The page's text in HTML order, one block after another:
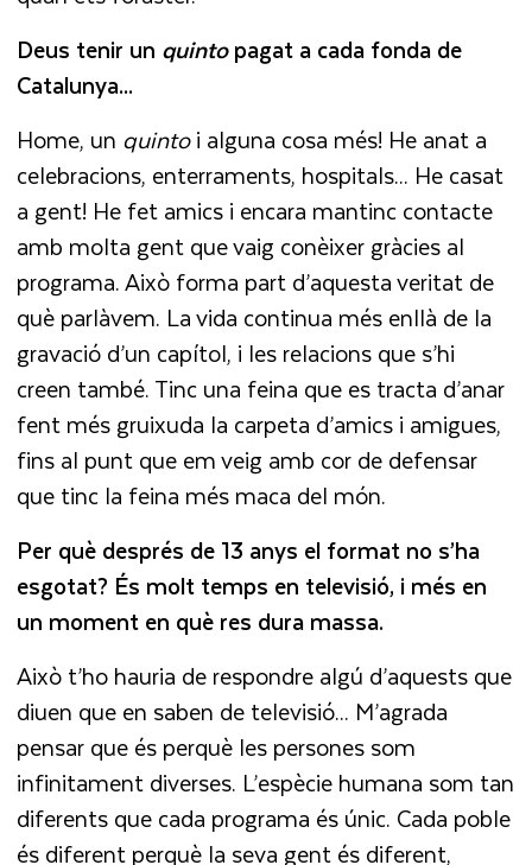
Deus tenir un quintopagat a cada fonda de
Catalunya...
Home, un quintoi alguna cosa més! He anat a
celebracions, enterraments, hospitals... He casat
a gent! He fet amics i encara mantinc contacte
amb molta gent que vaig conèixer gràcies al
programa. Això forma part d’aquesta veritat de
què parlàvem. La vida continua més enllà de la
gravació d’un capítol, i les relacions que s’hi
creen també. Tinc una feina que es tracta d’anar
fent més gruixuda la carpeta d’amics i amigues,
fins al punt que em veig amb cor de defensar
que tinc la feina més maca del món.
Per què després de 13 anys el format no s’ha
esgotat? És molt temps en televisió, i més en
un moment en què res dura massa.
Això t’ho hauria de respondre algú d’aquests que
diuen que en saben de televisió... M’agrada
pensar que és perquè les persones som
infinitament diverses. L’espècie humana som tan
diferents que cada programa és únic. Cada poble
és diferent perquè la seva gent és diferent,